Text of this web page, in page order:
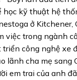
học kỹ thuật hệ
ở Kitchener,
việc trong ngành
công nghệ xe
lãnh cha mẹ sang
em trai của anh